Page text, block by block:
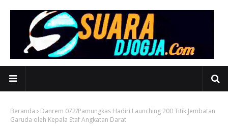
Beranda
Danrem 072/Pamungkas Hadiri Launching 200 Titik Jembatan
Garuda oleh Kepala Staf Angkatan Darat